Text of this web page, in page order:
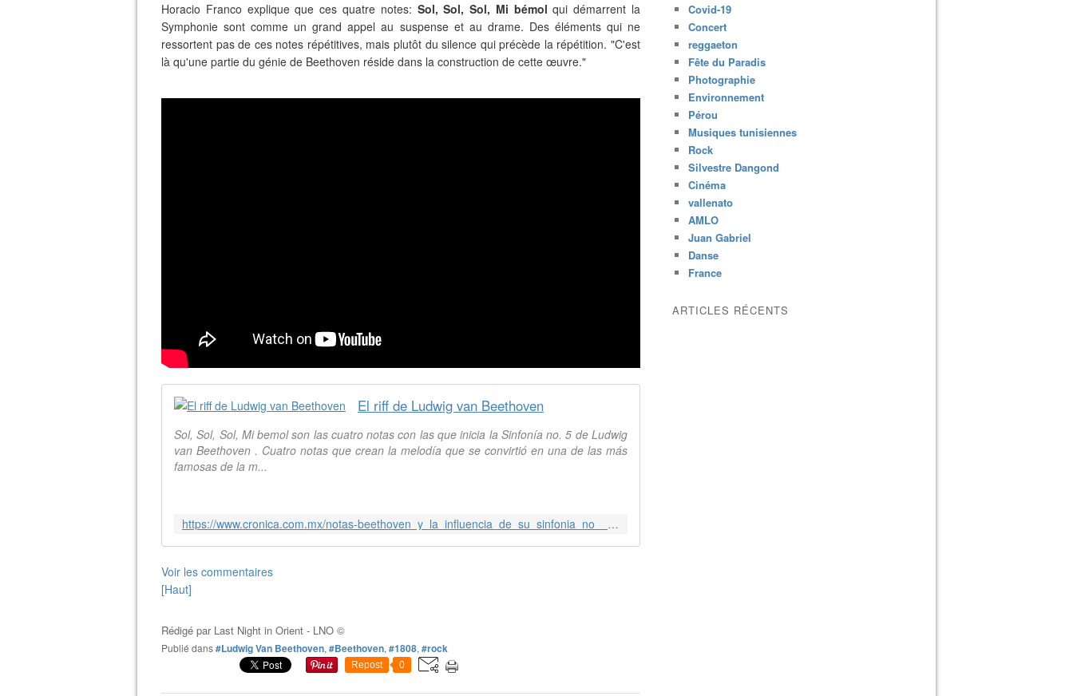
Horacio Franco explique que ces quatre notes: Sol, Sol, Sol, Mi bémol qui démarrent la
Symphonie sont comme un grand appel au suspense et au drame. Des éléments qui ne
ressortent pas de ces notes répétitives, mais plutôt du silence qui précède la répétition. "C'est
là qu'une partie du génie de Beethoven réside dans la construction de cette œuvre."
El riff de Ludwig van Beethoven
Sol, Sol, Sol, Mi bemol son las cuatro notas con las que inicia la Sinfonía no. 5 de Ludwig
van Beethoven . Cuatro notas que crean la melodía que se convirtió en una de las más
famosas de la m...
https://www.cronica.com.mx/notas-beethoven_y_la_influencia_de_su_sinfonia_no__5-1172368-2020
Voir les commentaires
[Haut]
Rédigé par Last Night in Orient - LNO ©
Publié dans#Ludwig Van Beethoven, #Beethoven, #1808, #rock
Repost 0
Covid-19
Concert
reggaeton
Fête du Paradis
Photographie
Environnement
Pérou
Musiques tunisiennes
Rock
Silvestre Dangond
Cinéma
vallenato
AMLO
Juan Gabriel
Danse
France
ARTICLES RÉCENTS